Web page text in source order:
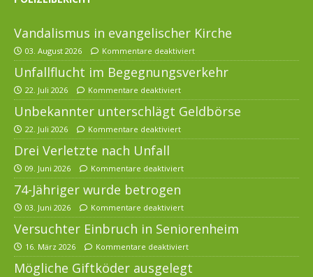
Vandalismus in evangelischer Kirche
03. August 2026 Kommentare deaktiviert
Unfallflucht im Begegnungsverkehr
22. Juli 2026 Kommentare deaktiviert
Unbekannter unterschlägt Geldbörse
22. Juli 2026 Kommentare deaktiviert
Drei Verletzte nach Unfall
09. Juni 2026 Kommentare deaktiviert
74-Jähriger wurde betrogen
03. Juni 2026 Kommentare deaktiviert
Versuchter Einbruch in Seniorenheim
16. März 2026 Kommentare deaktiviert
Mögliche Giftköder ausgelegt